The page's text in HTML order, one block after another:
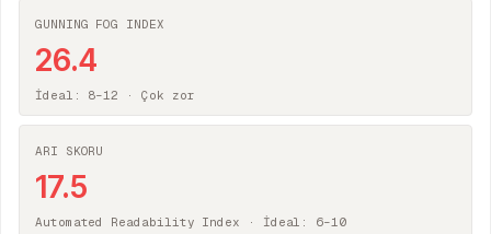
GUNNING FOG INDEX
26.4
İdeal: 8–12 · Çok zor
ARI SKORU
17.5
Automated Readability Index · İdeal: 6–10